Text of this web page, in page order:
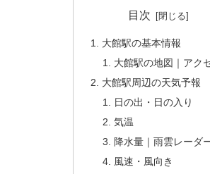
目次
大館駅の基本情報
大館駅の地図｜アク
大館駅周辺の天気予報
日の出・日の入り
気温
降水量｜雨雲レーダ
風速・風向き